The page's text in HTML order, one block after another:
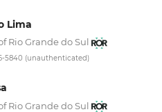
Lima
Rio Grande do Sul
5840 (unauthenticated)
Rio Grande do Sul